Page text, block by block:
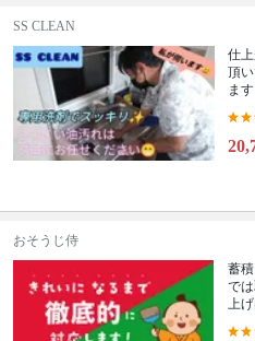
SS CLEAN
仕
頂
ます
おそうじ侍
蓄
で
上